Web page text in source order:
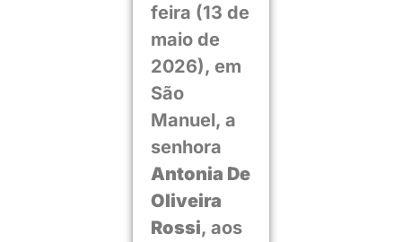
feira (13 de
maio de
2026), em
São
Manuel, a
senhora
Antonia De
Oliveira
Rossi, aos